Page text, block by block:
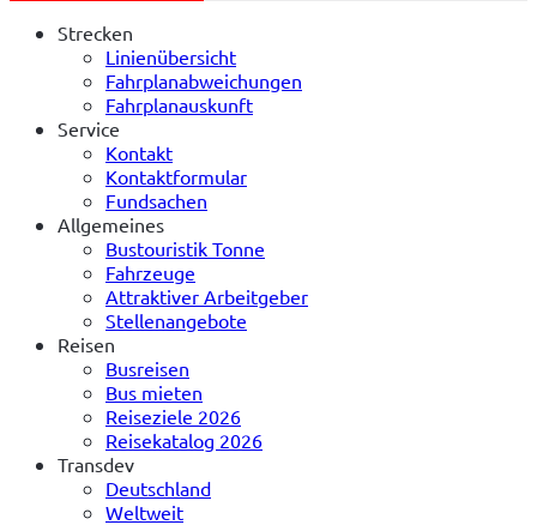
Strecken
Linienübersicht
Fahrplanabweichungen
Fahrplanauskunft
Service
Kontakt
Kontaktformular
Fundsachen
Allgemeines
Bustouristik Tonne
Fahrzeuge
Attraktiver Arbeitgeber
Stellenangebote
Reisen
Busreisen
Bus mieten
Reiseziele 2026
Reisekatalog 2026
Transdev
Deutschland
Weltweit